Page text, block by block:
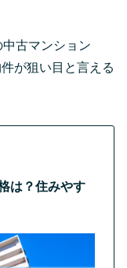
古マンション
が狙い目と言える
は？住みやす